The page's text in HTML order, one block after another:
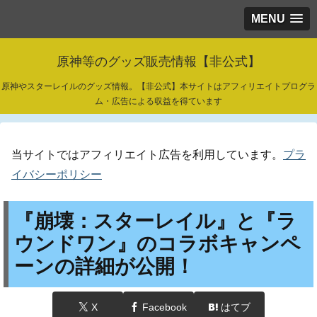
MENU
原神等のグッズ販売情報【非公式】
原神やスターレイルのグッズ情報。【非公式】本サイトはアフィリエイトプログラ
ム・広告による収益を得ています
当サイトではアフィリエイト広告を利用しています。 プラ
イバシーポリシー
『崩壊：スターレイル』と『ラ
ウンドワン』のコラボキャンペ
ーンの詳細が公開！
X Facebook はてブ